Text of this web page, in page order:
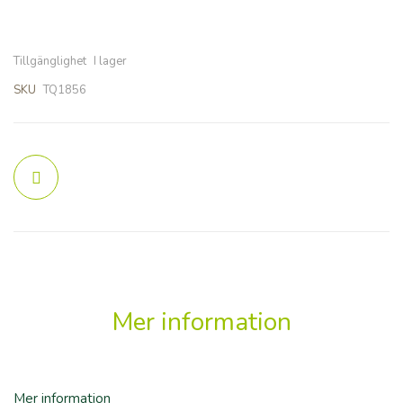
Tillgänglighet I lager
SKU TQ1856
Mer information
Mer information